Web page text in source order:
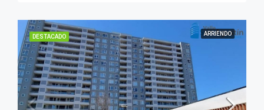
DESTACADO ARRIENDO